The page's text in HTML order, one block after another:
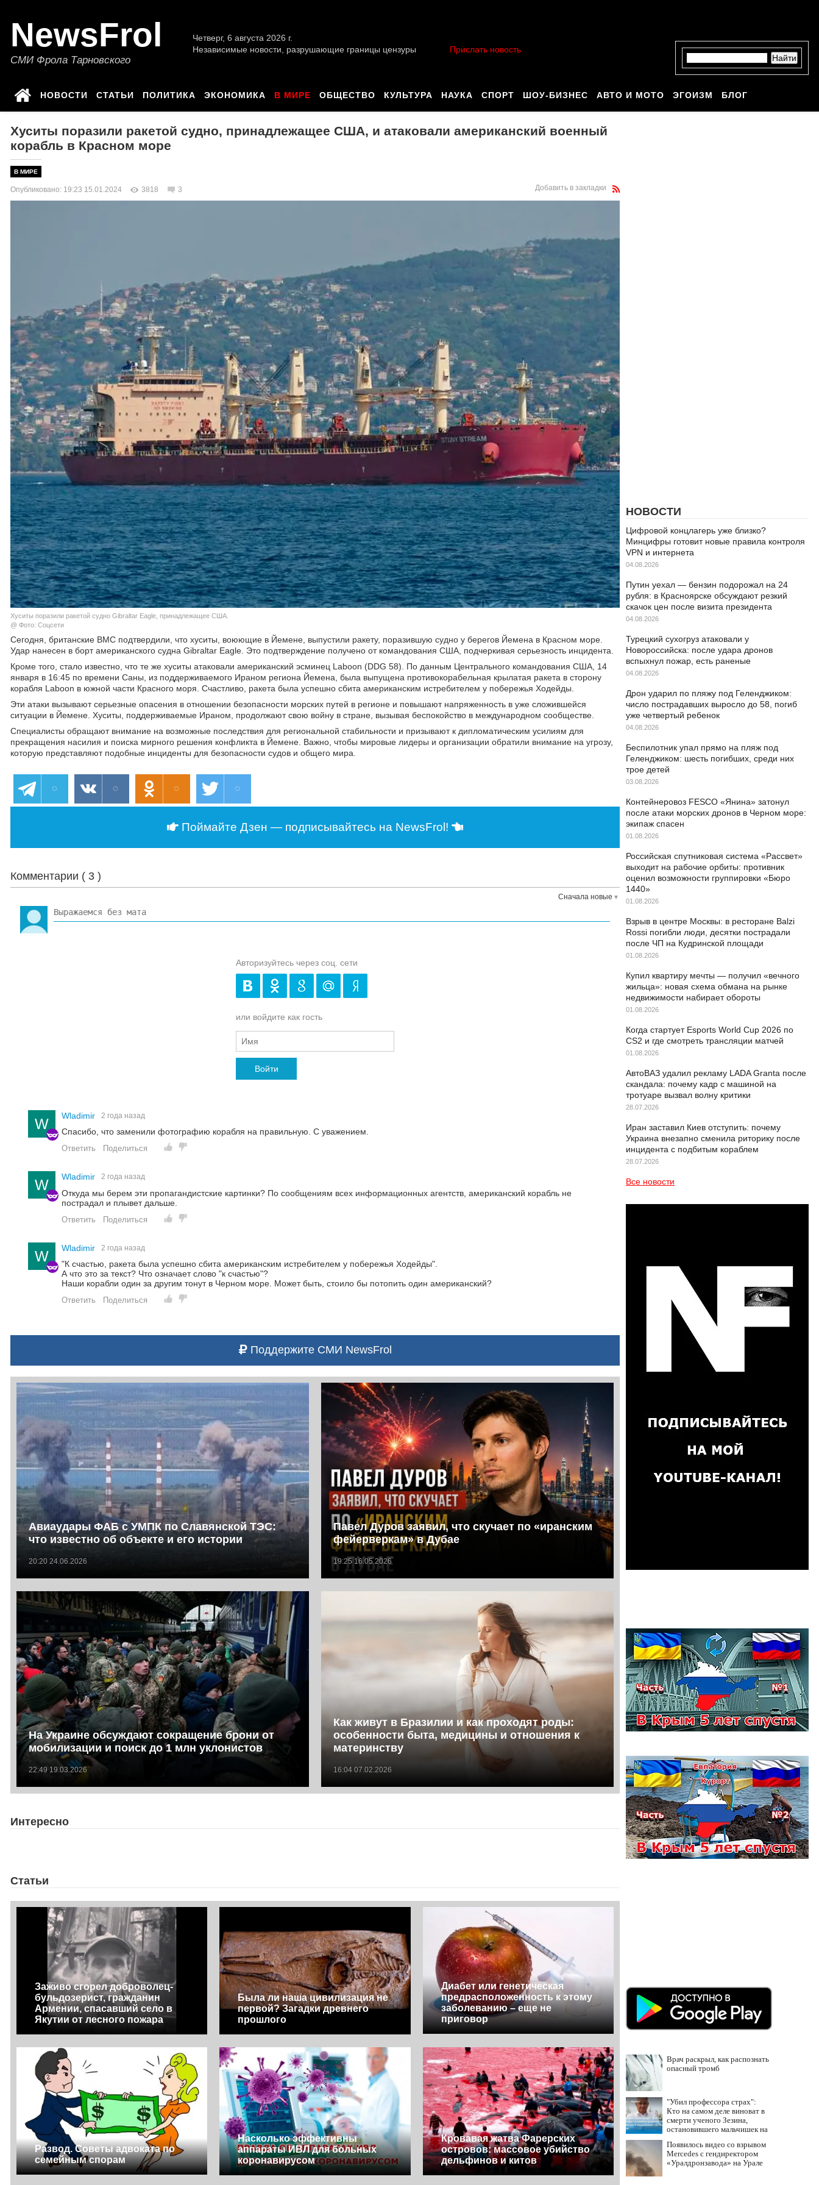
NewsFrol
СМИ Фрола Тарновского
Четверг, 6 августа 2026 г.
Независимые новости, разрушающие границы цензуры
Прислать новость
НОВОСТИ СТАТЬИ ПОЛИТИКА ЭКОНОМИКА В МИРЕ ОБЩЕСТВО КУЛЬТУРА НАУКА СПОРТ ШОУ-БИЗНЕС АВТО И МОТО ЭГОИЗМ БЛОГ
Хуситы поразили ракетой судно, принадлежащее США, и атаковали американский военный
корабль в Красном море
В МИРЕ
Опубликовано: 19:23 15.01.2024 3818 3 Добавить в закладки
Хуситы поразили ракетой судно Gibraltar Eagle, принадлежащее США.
@ Фото: Соцсети
Сегодня, британские ВМС подтвердили, что хуситы, воюющие в Йемене, выпустили ракету, поразившую судно у берегов Йемена в Красном море.
Удар нанесен в борт американского судна Gibraltar Eagle. Это подтверждение получено от командования США, подчеркивая серьезность инцидента.
Кроме того, стало известно, что те же хуситы атаковали американский эсминец Laboon (DDG 58). По данным Центрального командования США, 14
января в 16:45 по времени Саны, из поддерживаемого Ираном региона Йемена, была выпущена противокорабельная крылатая ракета в сторону
корабля Laboon в южной части Красного моря. Счастливо, ракета была успешно сбита американским истребителем у побережья Ходейды.
Эти атаки вызывают серьезные опасения в отношении безопасности морских путей в регионе и повышают напряженность в уже сложившейся
ситуации в Йемене. Хуситы, поддерживаемые Ираном, продолжают свою войну в стране, вызывая беспокойство в международном сообществе.
Специалисты обращают внимание на возможные последствия для региональной стабильности и призывают к дипломатическим усилиям для
прекращения насилия и поиска мирного решения конфликта в Йемене. Важно, чтобы мировые лидеры и организации обратили внимание на угрозу,
которую представляют подобные инциденты для безопасности судов и общего мира.
Поймайте Дзен — подписывайтесь на NewsFrol!
Комментарии ( 3 )
Сначала новые
Авторизуйтесь через соц. сети
или войдите как гость
Войти
W Wladimir 2 года назад
Спасибо, что заменили фотографию корабля на правильную. С уважением.
Ответить Поделиться
W Wladimir 2 года назад
Откуда мы берем эти пропагандистские картинки? По сообщениям всех информационных агентств, американский корабль не
пострадал и плывет дальше.
Ответить Поделиться
W Wladimir 2 года назад
"К счастью, ракета была успешно сбита американским истребителем у побережья Ходейды".
А что это за текст? Что означает слово "к счастью"?
Наши корабли один за другим тонут в Черном море. Может быть, стоило бы потопить один американский?
Ответить Поделиться
Поддержите СМИ NewsFrol
Авиаудары ФАБ с УМПК по Славянской ТЭС:
что известно об объекте и его истории
20:20 24.06.2026
Павел Дуров заявил, что скучает по «иранским
фейерверкам» в Дубае
19:25 16.05.2026
На Украине обсуждают сокращение брони от
мобилизации и поиск до 1 млн уклонистов
22:49 19.03.2026
Как живут в Бразилии и как проходят роды:
особенности быта, медицины и отношения к
материнству
16:04 07.02.2026
Интересно
Статьи
Заживо сгорел доброволец-
бульдозерист, гражданин
Армении, спасавший село в
Якутии от лесного пожара
Была ли наша цивилизация не
первой? Загадки древнего
прошлого
Диабет или генетическая
предрасположенность к этому
заболеванию – еще не
приговор
Развод. Советы адвоката по
семейным спорам
Насколько эффективны
аппараты ИВЛ для больных
коронавирусом
Кровавая жатва Фарерских
островов: массовое убийство
дельфинов и китов
НОВОСТИ
Цифровой концлагерь уже близко?
Минцифры готовит новые правила контроля
VPN и интернета
04.08.2026
Путин уехал — бензин подорожал на 24
рубля: в Красноярске обсуждают резкий
скачок цен после визита президента
04.08.2026
Турецкий сухогруз атаковали у
Новороссийска: после удара дронов
вспыхнул пожар, есть раненые
04.08.2026
Дрон ударил по пляжу под Геленджиком:
число пострадавших выросло до 58, погиб
уже четвертый ребенок
04.08.2026
Беспилотник упал прямо на пляж под
Геленджиком: шесть погибших, среди них
трое детей
03.08.2026
Контейнеровоз FESCO «Янина» затонул
после атаки морских дронов в Черном море:
экипаж спасен
01.08.2026
Российская спутниковая система «Рассвет»
выходит на рабочие орбиты: противник
оценил возможности группировки «Бюро
1440»
01.08.2026
Взрыв в центре Москвы: в ресторане Balzi
Rossi погибли люди, десятки пострадали
после ЧП на Кудринской площади
01.08.2026
Купил квартиру мечты — получил «вечного
жильца»: новая схема обмана на рынке
недвижимости набирает обороты
01.08.2026
Когда стартует Esports World Cup 2026 по
CS2 и где смотреть трансляции матчей
01.08.2026
АвтоВАЗ удалил рекламу LADA Granta после
скандала: почему кадр с машиной на
тротуаре вызвал волну критики
28.07.2026
Иран заставил Киев отступить: почему
Украина внезапно сменила риторику после
инцидента с подбитым кораблем
28.07.2026
Все новости
Врач раскрыл, как распознать
опасный тромб
"Убил профессора страх":
Кто на самом деле виноват в
смерти ученого Зезина,
остановившего мальчишек на
Появилось видео со взрывом
Mercedes с гендиректором
«Уралдронзавода» на Урале